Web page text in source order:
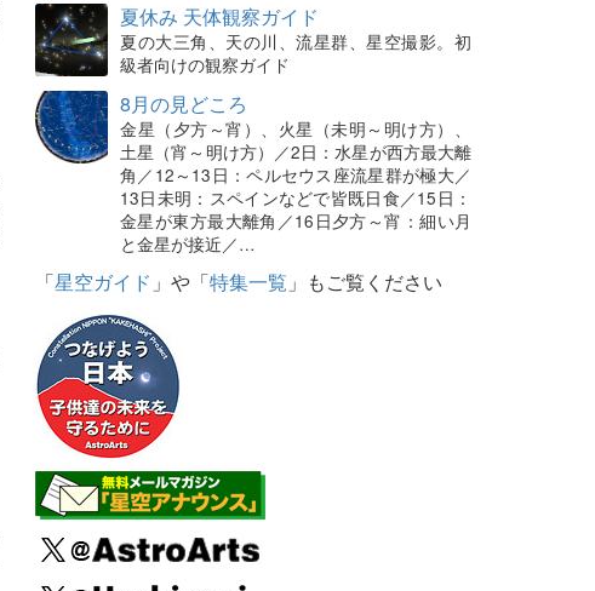
夏休み 天体観察ガイド
夏の大三角、天の川、流星群、星空撮影。初
級者向けの観察ガイド
8月の見どころ
金星（夕方～宵）、火星（未明～明け方）、
土星（宵～明け方）／2日：水星が西方最大離
角／12～13日：ペルセウス座流星群が極大／
13日未明：スペインなどで皆既日食／15日：
金星が東方最大離角／16日夕方～宵：細い月
と金星が接近／…
「星空ガイド 」や「特集一覧 」もご覧ください